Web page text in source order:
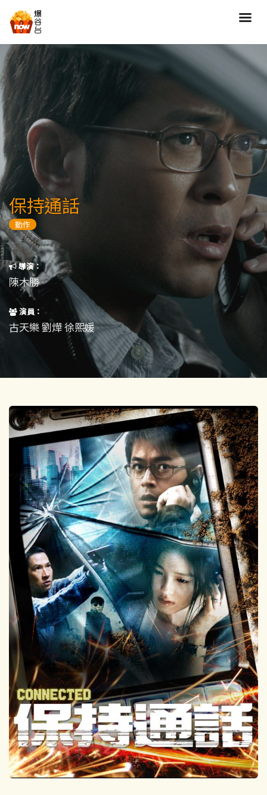
搜尋
全部類型
喜劇
愛情
歷險
恐怖
奇幻
動畫
寫實紀錄
運動
短片
其他
保持通話
動作
導演：
陳木勝
演員：
古天樂 劉燁 徐熙媛